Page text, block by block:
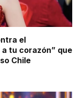
el
tu corazón” que
Chile